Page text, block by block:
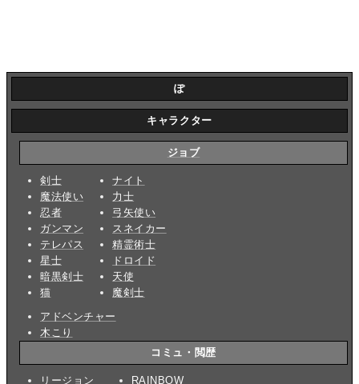
ぽ
キャラクター
ジョブ
剣士
魔法使い
忍者
ガンマン
テレパス
星士
暗黒剣士
猫
ナイト
力士
弓矢使い
スネイカー
精霊術士
ドロイド
天使
魔剣士
アドベンチャー
木こり
コミュ・閲歴
リージョン
RAINBOW